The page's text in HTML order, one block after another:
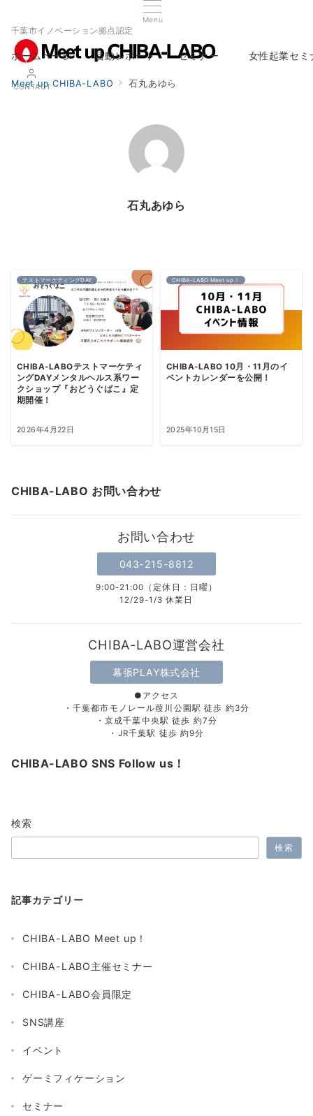
Menu
千葉市イノベーション拠点認定
CONTACT
ホームページ
Home
活動レポート セミナー 女性起業セミ
Meet up CHIBA-LABO 石丸あゆら
石丸あゆら
テストマーケティングDAY
CHIBA-LABOテストマーケティ
ングDAYメンタルヘルス系ワー
クショップ『おどうぐばこ』定
期開催！
2026年4月22日
CHIBA-LABO Meet up！
CHIBA-LABO 10月・11月のイ
ベントカレンダーを公開！
2025年10月15日
CHIBA-LABO お問い合わせ
お問い合わせ
043-215-8812
9:00-21:00（定休日：日曜）
12/29-1/3 休業日
CHIBA-LABO運営会社
幕張PLAY株式会社
●アクセス
・千葉都市モノレール葭川公園駅 徒歩 約3分
・京成千葉中央駅 徒歩 約7分
・JR千葉駅 徒歩 約9分
CHIBA-LABO SNS Follow us！
検索
検索
記事カテゴリー
CHIBA-LABO Meet up！
CHIBA-LABO主催セミナー
CHIBA-LABO会員限定
SNS講座
イベント
ゲーミフィケーション
セミナー